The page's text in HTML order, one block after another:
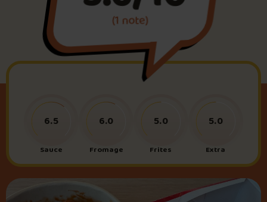
Foire aux questions
Me connecter
(1 note)
Sauce
6.5
Fromage
6.0
Frites
5.0
Extra
5.0